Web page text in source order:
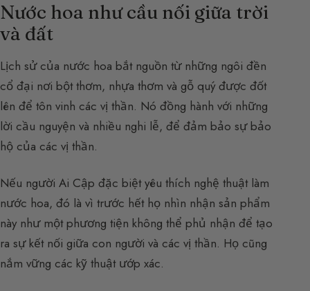
Nước hoa như cầu nối giữa trời
và đất
Lịch sử của nước hoa bắt nguồn từ những ngôi đền
cổ đại nơi bột thơm, nhựa thơm và gỗ quý được đốt
lên để tôn vinh các vị thần. Nó đồng hành với những
lời cầu nguyện và nhiều nghi lễ, để đảm bảo sự bảo
hộ của các vị thần.
Nếu người Ai Cập đặc biệt yêu thích nghệ thuật làm
nước hoa, đó là vì trước hết họ nhìn nhận sản phẩm
này như một phương tiện không thể phủ nhận để tạo
ra sự kết nối giữa con người và các vị thần. Họ cũng
nắm vững các kỹ thuật ướp xác.